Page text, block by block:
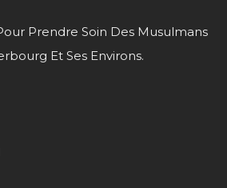
Prendre Soin Des Musulmans
Et Ses Environs.